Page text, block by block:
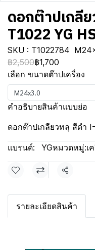
ดอกต๊าปเกลี
T1022 YG
SKU : T1022784
฿2,500฿1,700
เลือก ขนาดต๊าปเครื่อง
M24x3.0
คำอธิบายสินค้าแบบย่อ
ดอกต๊าปเกลียวทลุ สีดำ
แบรนด์: YGหมวดหมู่:เ
แชร์
รายละเอียดสินค้า